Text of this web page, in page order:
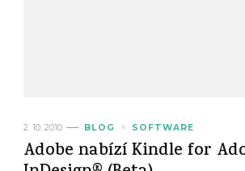
2. 10. 2010 BLOG SOFTWARE
Adobe nabízí Kindle for